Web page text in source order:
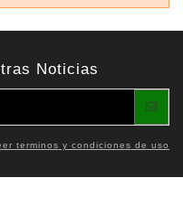
Noticias
terminos y condiciones de uso